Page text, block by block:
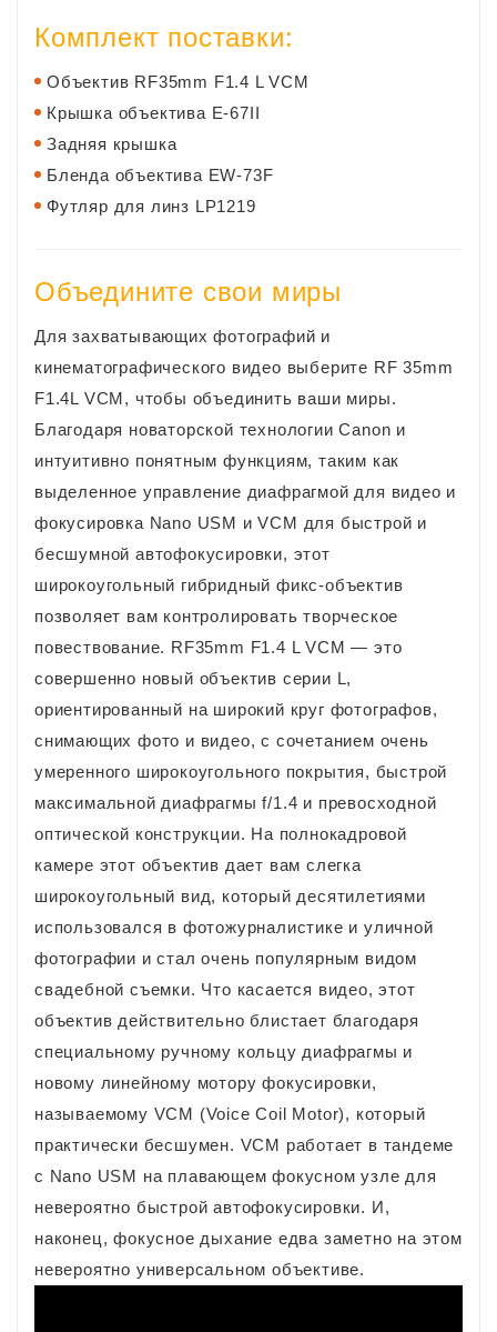
Комплект поставки:
Объектив RF35mm F1.4 L VCM
Крышка объектива E-67II
Задняя крышка
Бленда объектива EW-73F
Футляр для линз LP1219
Объедините свои миры
Для захватывающих фотографий и
кинематографического видео выберите RF 35mm
F1.4L VCM, чтобы объединить ваши миры.
Благодаря новаторской технологии Canon и
интуитивно понятным функциям, таким как
выделенное управление диафрагмой для видео и
фокусировка Nano USM и VCM для быстрой и
бесшумной автофокусировки, этот
широкоугольный гибридный фикс-объектив
позволяет вам контролировать творческое
повествование. RF35mm F1.4 L VCM — это
совершенно новый объектив серии L,
ориентированный на широкий круг фотографов,
снимающих фото и видео, с сочетанием очень
умеренного широкоугольного покрытия, быстрой
максимальной диафрагмы f/1.4 и превосходной
оптической конструкции. На полнокадровой
камере этот объектив дает вам слегка
широкоугольный вид, который десятилетиями
использовался в фотожурналистике и уличной
фотографии и стал очень популярным видом
свадебной съемки. Что касается видео, этот
объектив действительно блистает благодаря
специальному ручному кольцу диафрагмы и
новому линейному мотору фокусировки,
называемому VCM (Voice Coil Motor), который
практически бесшумен. VCM работает в тандеме
с Nano USM на плавающем фокусном узле для
невероятно быстрой автофокусировки. И,
наконец, фокусное дыхание едва заметно на этом
невероятно универсальном объективе.